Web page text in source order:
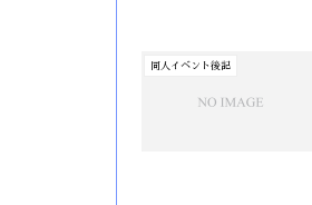
同人イベント後記